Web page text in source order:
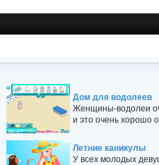
Дом для водолеев
Женщины-водолеи
и это очень хорошо
Летние каникулы
У всех молодых